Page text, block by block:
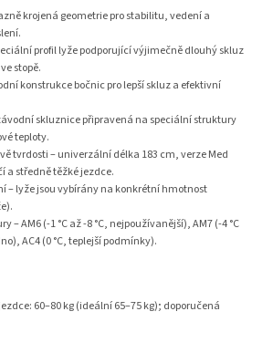
krojená geometrie pro stabilitu, vedení a
profil lyže podporující výjimečně dlouhý skluz
stopě.
konstrukce bočnic pro lepší skluz a efektivní
skluznice připravená na speciální struktury
teploty.
tvrdosti – univerzální délka 183 cm, verze Med
a středně těžké jezdce.
– lyže jsou vybírány na konkrétní hmotnost
– AM6 (-1 °C až -8 °C, nejpoužívanější), AM7 (-4 °C
AC4 (0 °C, teplejší podmínky).
60–80 kg (ideální 65–75 kg); doporučená